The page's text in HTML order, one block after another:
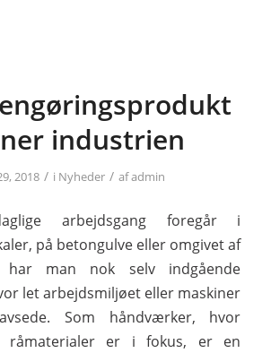
industrien
2018 / i Nyheder / afadmin
arbejdsgang foregår i
på betongulve eller omgivet af
har man nok selv indgående
let arbejdsmiljøet eller maskiner
Som håndværker, hvor
råmaterialer er i fokus, er en